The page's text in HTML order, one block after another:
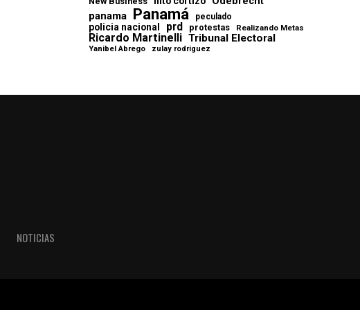
panama Panamá peculado
policia nacional prd protestas Realizando Metas
Ricardo Martinelli Tribunal Electoral
Yanibel Abrego zulay rodriguez
NOTICIAS